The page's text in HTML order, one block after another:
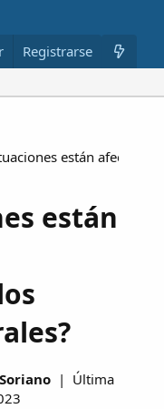
Miembros
Registrarse
están
están
| Última